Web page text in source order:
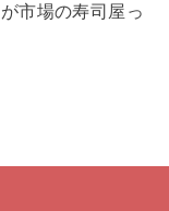
市場の寿司屋っ